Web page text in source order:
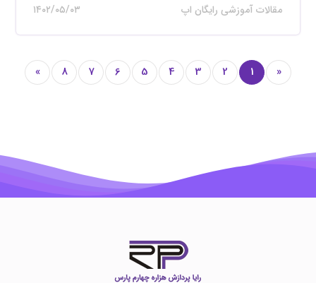
مقالات آموزشی رایگان اپ ۱۴۰۲/۰۵/۰۳
«
1
2
3
4
5
6
7
8
»